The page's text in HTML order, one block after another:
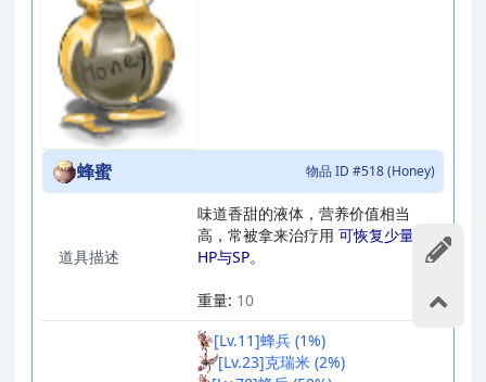
蜂蜜 物品 ID #518 (Honey)
道具描述
味道香甜的液体，营养价值相当
高，常被拿来治疗用 可恢复少量
HP与SP。
重量: 10
[Lv.11]蜂兵 (1%)
[Lv.23]克瑞米 (2%)